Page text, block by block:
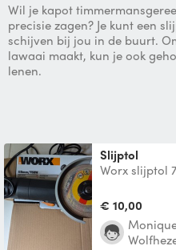
Wil je kapot
precisie zagen? Je kunt een
schijven bij jou in de buurt.
lawaai maakt, kun je ook
lenen.
Slijptol
Worx slijptol
€ 10,00